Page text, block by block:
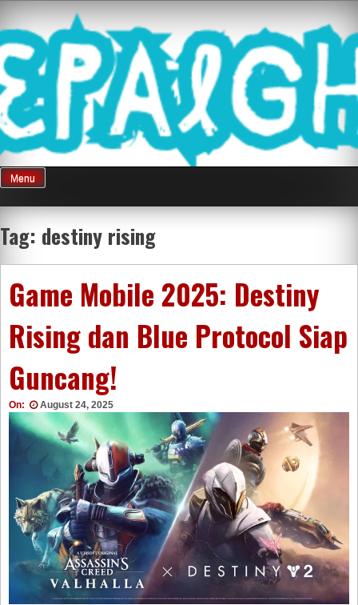
content
Mnepalghopa
Review Game
Terkini Paling
Seluruh Di
Indonesia
Menu
Tag: destiny rising
Game Mobile 2025: Destiny
Rising dan Blue Protocol Siap
Guncang!
On: August 24, 2025